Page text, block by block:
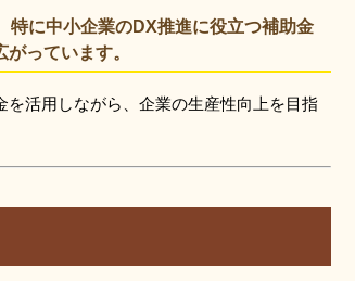
特に中小企業のDX推進に役立つ補助金
っています。
活用しながら、企業の生産性向上を目指